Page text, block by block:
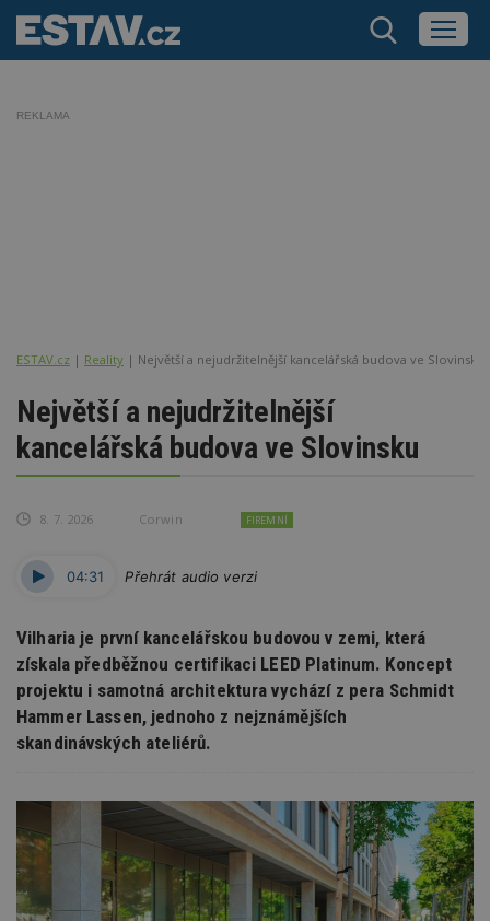
REKLAMA
ESTAV.cz Reality Největší a nejudržitelnější kancelářská budova ve Slovinsku
Největší a nejudržitelnější
kancelářská budova ve Slovinsku
8. 7. 2026 Corwin FIREMNÍ
04:31 Přehrát audio verzi
Vilharia je první kancelářskou budovou v zemi, která
získala předběžnou certifikaci LEED Platinum. Koncept
projektu i samotná architektura vychází z pera Schmidt
Hammer Lassen, jednoho z nejznámějších
skandinávských ateliérů.